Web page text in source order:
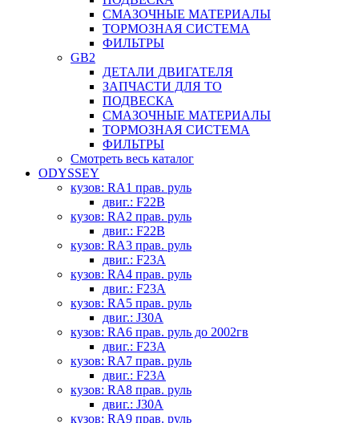
СМАЗОЧНЫЕ МАТЕРИАЛЫ
ТОРМОЗНАЯ СИСТЕМА
ФИЛЬТРЫ
GB2
ДЕТАЛИ ДВИГАТЕЛЯ
ЗАПЧАСТИ ДЛЯ ТО
ПОДВЕСКА
СМАЗОЧНЫЕ МАТЕРИАЛЫ
ТОРМОЗНАЯ СИСТЕМА
ФИЛЬТРЫ
Смотреть весь каталог
ODYSSEY
кузов: RA1 прав. руль
двиг.: F22B
кузов: RA2 прав. руль
двиг.: F22B
кузов: RA3 прав. руль
двиг.: F23A
кузов: RA4 прав. руль
двиг.: F23A
кузов: RA5 прав. руль
двиг.: J30A
кузов: RA6 прав. руль до 2002гв
двиг.: F23A
кузов: RA7 прав. руль
двиг.: F23A
кузов: RA8 прав. руль
двиг.: J30A
кузов: RA9 прав. руль